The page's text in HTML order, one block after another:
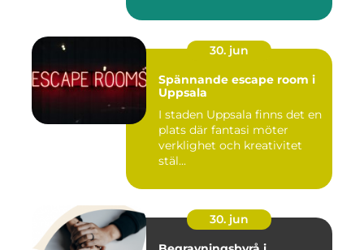
30. jun
Spännande escape room i
Uppsala
I staden Uppsala finns det en
plats där fantasi möter
verklighet och kreativitet
stäl...
30. jun